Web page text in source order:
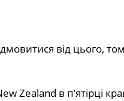
від цього,
Zealand в п’ятірці